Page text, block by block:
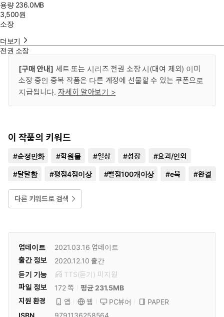
용량 236.0MB
3,500원
소장
더보기
전권 소장
[구매 안내] 세트 또는 시리즈 전권 소장 시(대여 제외) 이미
소장 중인 중복 작품은 다른 계정에 선물할 수 있는 쿠폰으로
지급됩니다. 자세히 알아보기 >
이 작품의 키워드
#순정만화 #학원물 #일상 #성장 #요괴/인외
#달달함 #평점4점이상 #별점100개이상 #e북 #완결
다른 키워드로 검색
업데이트 2021.03.16 업데이트
출간 정보
2020.12.10 출간
듣기 기능
TTS(듣기) 미 지원
파일 정보
172 쪽
평균 231.5MB
지원 환경
앱 웹 PC뷰어
PAPER
ISBN
9791136258564